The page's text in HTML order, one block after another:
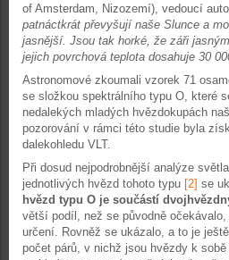
of Amsterdam, Nizozemí), vedoucí
patnáctkrát převyšují naše Slunce a
jasnější. Jsou tak horké, že záři
jejich povrchová teplota dosahuje 30
Astronomové zkoumali vzorek 71
se složkou spektrálního typu O, které
nedalekých mladých hvězdokupách
pozorování v rámci této studie byla
dalekohledu VLT.
Při dosud nejpodrobnější analýze
jednotlivých hvězd tohoto typu [2] se
hvězd typu O je součástí
větší podíl, než se původně
určení. Rovněž se ukázalo, a to je
počet párů, v nichž jsou hvězdy k